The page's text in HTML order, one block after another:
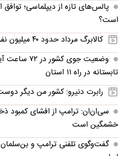
پالس‌های تازه از دیپلماسی؛ توافق
است؟
کالابرگ مرداد حدود ۴۰‌ میلیون نفر شارژ شد
وضعیت جوی
تابستانه در راه ۱۱ استان
رابرت دنیرو: کشور من دیگر
سی‌ان‌ان: ترامپ از افشای کمبود
خشمگین است
گفت‌وگوی تلفنی ترامپ و بن‌سلمان